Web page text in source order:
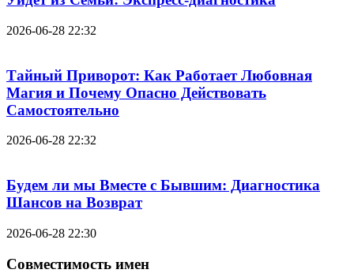
2026-06-28 22:32
Тайный Приворот: Как Работает Любовная
Магия и Почему Опасно Действовать
Самостоятельно
2026-06-28 22:32
Будем ли мы Вместе с Бывшим: Диагностика
Шансов на Возврат
2026-06-28 22:30
Совместимость имен